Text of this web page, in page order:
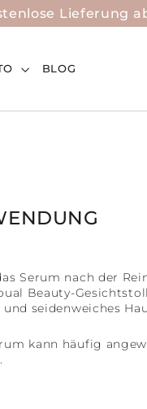
Lieferung
BLOG
Serum nach der
Beauty-
seidenweiches
kann häufig